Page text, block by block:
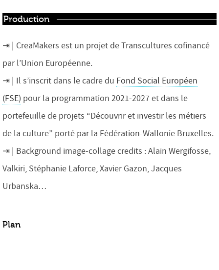
Production
CreaMakers est un projet de Transcultures cofinancé
par l’Union Européenne.
Il s’inscrit dans le cadre du Fond Social Européen
(FSE) pour la programmation 2021-2027 et dans le
portefeuille de projets “Découvrir et investir les métiers
de la culture” porté par la Fédération-Wallonie Bruxelles.
Background image-collage credits : Alain Wergifosse,
Valkiri, Stéphanie Laforce, Xavier Gazon, Jacques
Urbanska…
Plan